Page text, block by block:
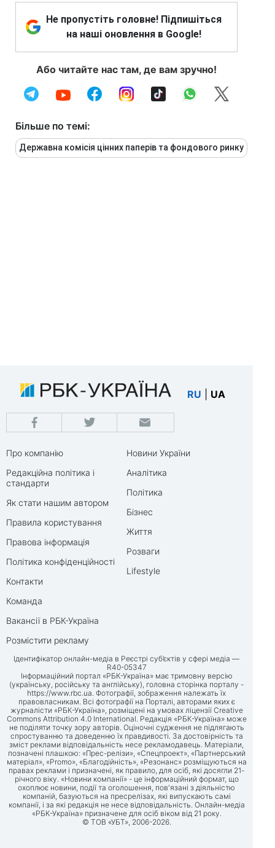
Не пропустіть головне! Підпишіться
на наші оновлення в Google!
Або читайте нас там, де вам зручно!
Більше по темі:
Державна комісія цінних паперів та фондового ринку
RU UA
Про компанію
Редакційна політика і
стандарти
Як стати нашим автором
Правила користування
Правова інформація
Політика конфіденційності
Контакти
Команда
Вакансії в РБК-Україна
Розмістити рекламу
Новини України
Аналітика
Політика
Бізнес
Життя
Розваги
Lifestyle
Ідентифікатор онлайн-медіа в Реєстрі суб’єктів у сфері медіа —
R40-05347
Інформаційний портал «РБК-Україна» має тримовну версію
(українську, російську та англійську), головна сторінка порталу -
https://www.rbc.ua. Фотографії, зображення належать їх
правовласникам. Всі фотографії на Порталі, авторами яких є
журналісти «РБК-Україна», розміщені на умовах ліцензії Creative
Commons Attribution 4.0 International. Редакція «РБК-Україна» може
не поділяти точку зору авторів. Оціночні судження не підлягають
спростуванню та доведенню їх правдивості. За достовірність та
зміст реклами відповідальність несе рекламодавець. Матеріали,
позначені плашкою: «Прес-релізи», «Спецпроект», «Партнерський
матеріал», «Promo», «Благодійність», «Резонанс» розміщуються на
правах реклами і призначені, як правило, для осіб, які досягли 21-
річного віку. «Новини компанії» - це інформаційний формат, що
охоплює новини, події та оголошення, пов'язані з діяльністю
компаній, базуються на пресрелізах, які випускають самі
компанії, і за які редакція не несе відповідальність. Онлайн-медіа
«РБК-Україна» призначене для осіб віком від 21 року.
© ТОВ «УБТ», 2006-2026.